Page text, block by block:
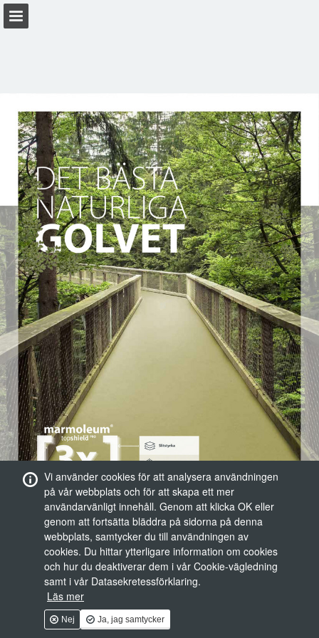
Vi använder cookies för att analysera användningen
på vår webbplats och för att skapa ett mer
användarvänligt innehåll. Genom att klicka OK eller
genom att fortsätta bläddra på sidorna på denna
webbplats, samtycker du till användningen av
cookies. Du hittar ytterligare information om cookies
och hur du deaktiverar dem i vår Cookie-vägledning
samt i vår Datasekretessförklaring.
Läs mer
Nej Ja, jag samtycker
Sök
Visa sekretesspolicy